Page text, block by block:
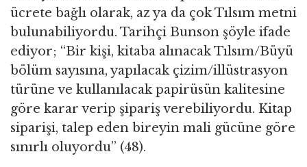
ücrete bağlı olarak, az ya da çok Tılsım metni
bulunabiliyordu. Tarihçi Bunson şöyle ifade
ediyor; “Bir kişi, kitaba alınacak Tılsım/Büyü
bölüm sayısına, yapılacak çizim/illüstrasyon
türüne ve kullanılacak papirüsün kalitesine
göre karar verip şipariş verebiliyordu. Kitap
siparişi, talep eden bireyin mali gücüne göre
sınırlı oluyordu” (48).